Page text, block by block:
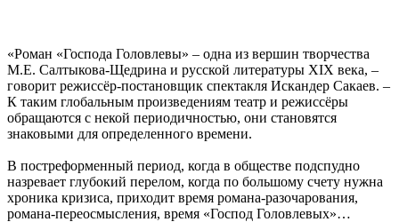
«Роман «Господа Головлевы» – одна из вершин творчества
М.Е. Салтыкова-Щедрина и русской литературы XIX века, –
говорит режиссёр-постановщик спектакля Искандер Сакаев. –
К таким глобальным произведениям театр и режиссёры
обращаются с некой периодичностью, они становятся
знаковыми для определенного времени.
В постреформенный период, когда в обществе подспудно
назревает глубокий перелом, когда по большому счету нужна
хроника кризиса, приходит время романа-разочарования,
романа-переосмысления, время «Господ Головлевых»…